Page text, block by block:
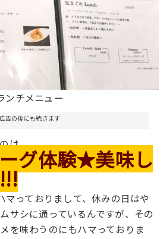
ンチメニュー
広告の後にも続きます
は
グ体験★美味し
マっておりまして、休みの日はや
サシに通っているんですが、その
を味わうのにもハマっておりま